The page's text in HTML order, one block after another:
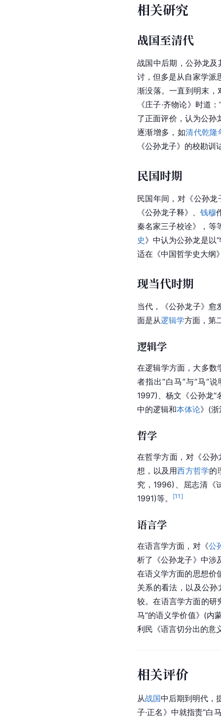
相关研究
战国至清代
战国中后期，公孙龙
讨，但多是从自家学派
渐没落。一直到明末，
《庄子·齐物论》时道
了正面评价，认为公孙
逐渐增多，如清代乾隆
《公孙龙子》的校勘训
民国时期
民国年间，对《公孙
《公孙龙子释》、 钱穆
秦名家三子校诠》，等
史》中认为公孙龙是以
适在《中国哲学史大纲
现当代时期
当代，《公孙龙子》愈
面是从逻辑学方面，第
逻辑学
在逻辑学方面，大多数
者指出“白马”与“马”
1997)、杨文 《公孙龙“
中的逻辑和本体论》(
哲学
在哲学方面，对《公孙
想，以及用西方哲学的
究，1996)、屈志清《
1991)等。
[11 ]
语言学
在语言学方面，对《公
析了《公孙龙子》中涉
在语义学方面的思想价
关系的看法，以及公孙
较。在语言学方面的研
马”的语义学价值》(内
利民 《语言切分出的
相关评价
从战国中后期到明代，
子·正名》中就指责“白